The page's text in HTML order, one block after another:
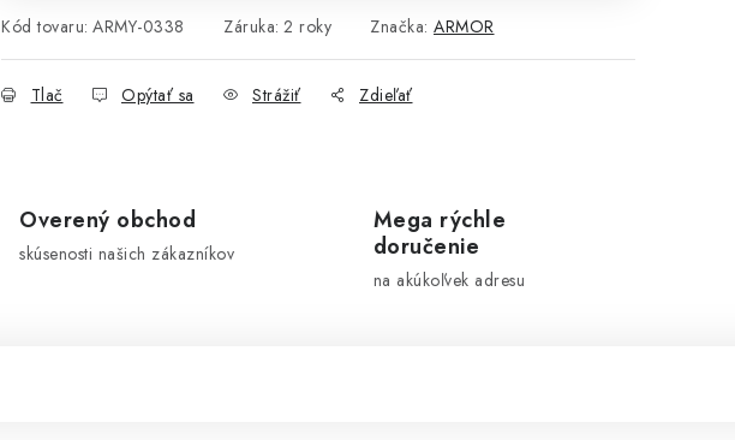
Kód tovaru: ARMY-0338 Záruka: 2 roky Značka: ARMOR
Tlač Opýtať sa Strážiť Zdieľať
Overený obchod
skúsenosti našich zákazníkov
Mega rýchle
doručenie
na akúkoľvek adresu